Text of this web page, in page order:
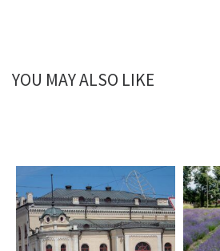
YOU MAY ALSO LIKE